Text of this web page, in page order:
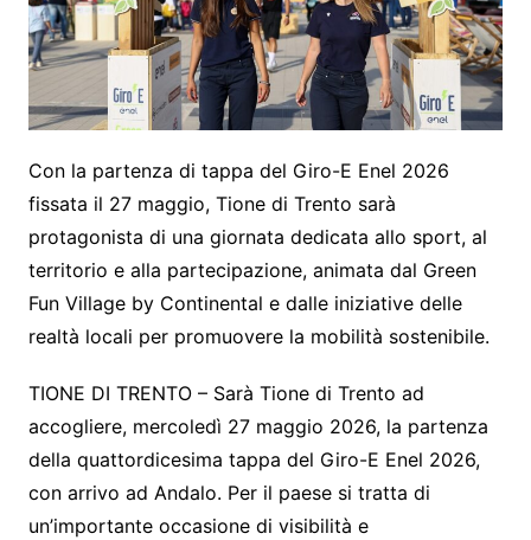
Con la partenza di tappa del Giro-E Enel 2026
fissata il 27 maggio, Tione di Trento sarà
protagonista di una giornata dedicata allo sport, al
territorio e alla partecipazione, animata dal Green
Fun Village by Continental e dalle iniziative delle
realtà locali per promuovere la mobilità sostenibile.
TIONE DI TRENTO – Sarà Tione di Trento ad
accogliere, mercoledì 27 maggio 2026, la partenza
della quattordicesima tappa del Giro-E Enel 2026,
con arrivo ad Andalo. Per il paese si tratta di
un’importante occasione di visibilità e